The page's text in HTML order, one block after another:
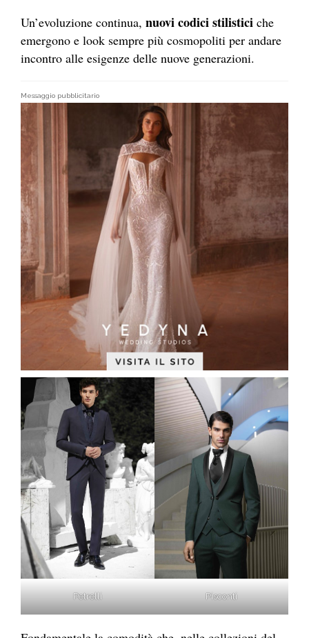
Un’evoluzione continua, nuovi codici stilistici che
emergono e look sempre più cosmopoliti per andare
incontro alle esigenze delle nuove generazioni.
Messaggio pubblicitario
Petrelli Pisconti